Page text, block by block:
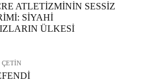
ATLETİZMİNİN SESSİZ
SİYAHİ
ÜLKESİ
ÇETİN